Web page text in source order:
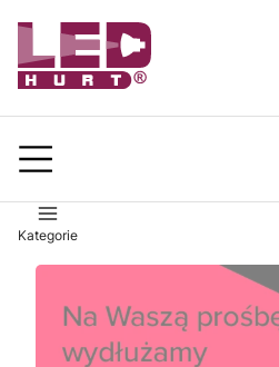
Kategorie